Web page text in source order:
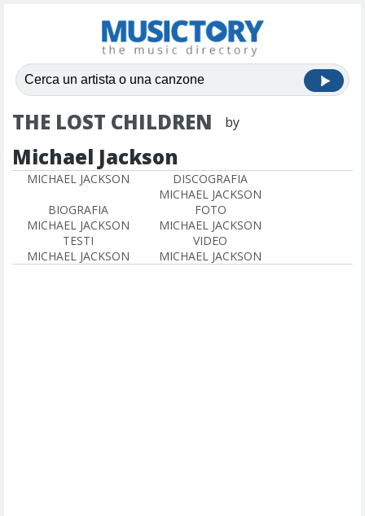
THE LOST CHILDREN by
Michael Jackson
MICHAEL JACKSON
DISCOGRAFIA
MICHAEL JACKSON
BIOGRAFIA
MICHAEL JACKSON
FOTO
MICHAEL JACKSON
TESTI
MICHAEL JACKSON
VIDEO
MICHAEL JACKSON